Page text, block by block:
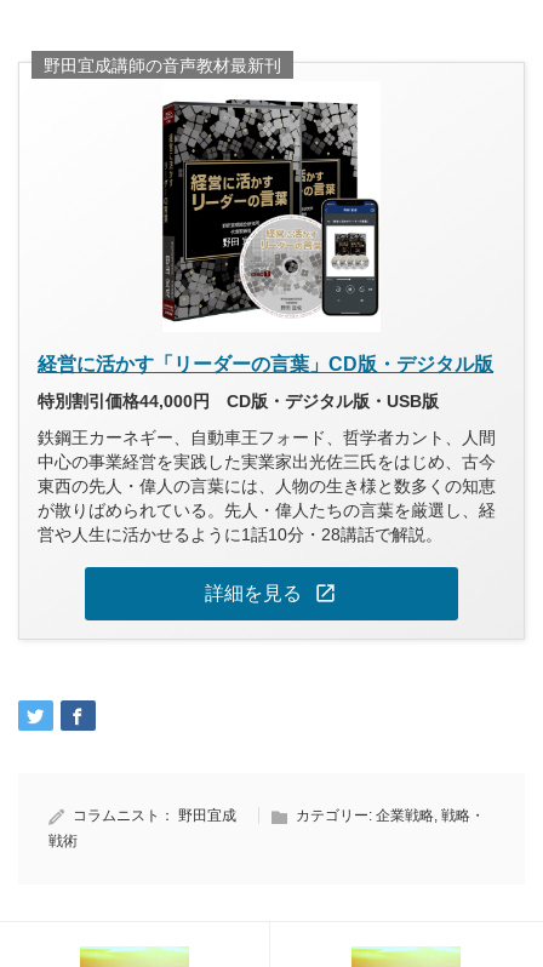
野田宜成講師の音声教材最新刊
経営に活かす「リーダーの言葉」CD版・デジタル版
特別割引価格44,000円 CD版・デジタル版・USB版
鉄鋼王カーネギー、自動車王フォード、哲学者カント、人間
中心の事業経営を実践した実業家出光佐三氏をはじめ、古今
東西の先人・偉人の言葉には、人物の生き様と数多くの知恵
が散りばめられている。先人・偉人たちの言葉を厳選し、経
営や人生に活かせるように1話10分・28講話で解説。
詳細を見る open_in_new
コラムニスト： 野田宜成 カテゴリー: 企業戦略, 戦略・
戦術